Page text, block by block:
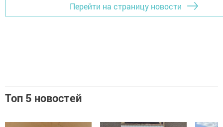
Перейти на страницу новости
Топ 5 новостей